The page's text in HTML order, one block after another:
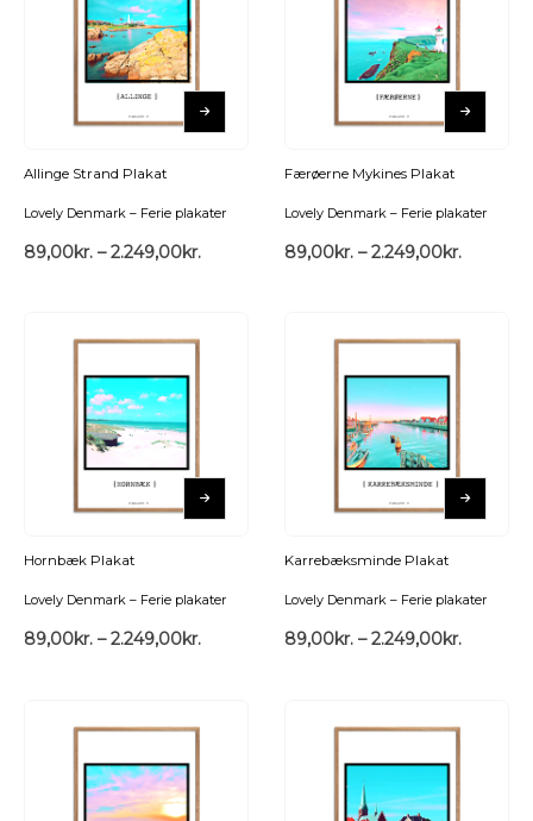
Allinge Strand Plakat
Lovely Denmark – Ferie plakater
89,00kr. – 2.249,00kr.
Færøerne Mykines Plakat
Lovely Denmark – Ferie plakater
89,00kr. – 2.249,00kr.
Hornbæk Plakat
Lovely Denmark – Ferie plakater
89,00kr. – 2.249,00kr.
Karrebæksminde Plakat
Lovely Denmark – Ferie plakater
89,00kr. – 2.249,00kr.